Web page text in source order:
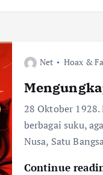
Net Hoax &
28 Oktober 1928.
berbagai suku,
Nusa, Satu
Continue